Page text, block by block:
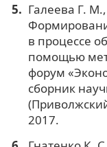
Галеева Г.
в процессе
помощью
форум
сборник
2017.